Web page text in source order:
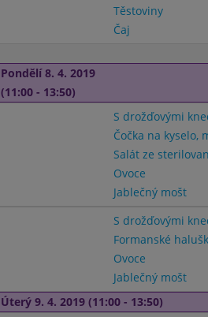
Těstoviny
Čaj
Pondělí 8. 4. 2019
(11:00 - 13:50)
S drožďovými
Čočka na kyselo,
Salát ze
Ovoce
Jablečný mošt
S drožďovými
Formanské
Ovoce
Jablečný mošt
Úterý 9. 4. 2019 (11:00 - 13:50)